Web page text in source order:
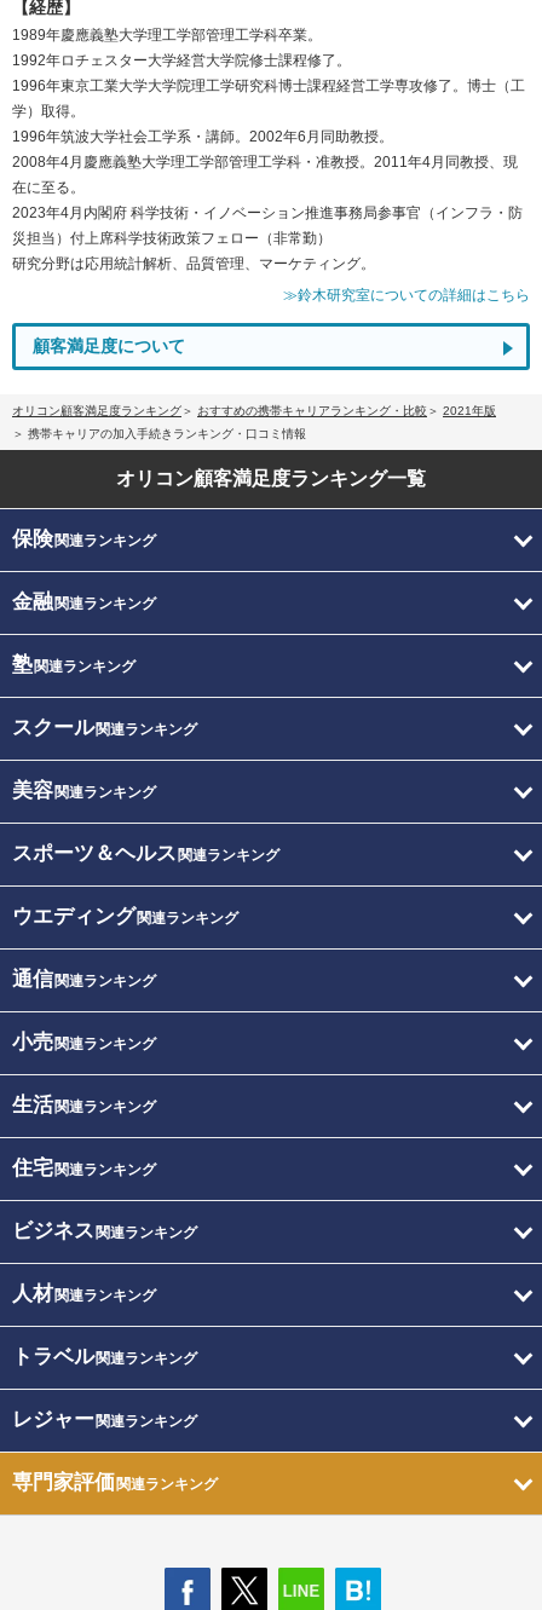
【経歴】
1989年慶應義塾大学理工学部管理工学科卒業。
1992年ロチェスター大学経営大学院修士課程修了。
1996年東京工業大学大学院理工学研究科博士課程経営工学専攻修了。博士（工
学）取得。
1996年筑波大学社会工学系・講師。2002年6月同助教授。
2008年4月慶應義塾大学理工学部管理工学科・准教授。2011年4月同教授、現
在に至る。
2023年4月内閣府 科学技術・イノベーション推進事務局参事官（インフラ・防
災担当）付上席科学技術政策フェロー（非常勤）
研究分野は応用統計解析、品質管理、マーケティング。
≫鈴木研究室についての詳細はこちら
顧客満足度について
オリコン顧客満足度ランキング おすすめの携帯キャリアランキング・比較
2021年版
携帯キャリアの加入手続きランキング・口コミ情報
オリコン顧客満足度ランキング一覧
保険関連ランキング
金融関連ランキング
塾関連ランキング
スクール関連ランキング
美容関連ランキング
スポーツ＆ヘルス 関連ランキング
ウエディング関連ランキング
通信関連ランキング
小売関連ランキング
生活関連ランキング
住宅関連ランキング
ビジネス 関連ランキング
人材関連ランキング
トラベル関連ランキング
レジャー関連ランキング
専門家評価関連ランキング